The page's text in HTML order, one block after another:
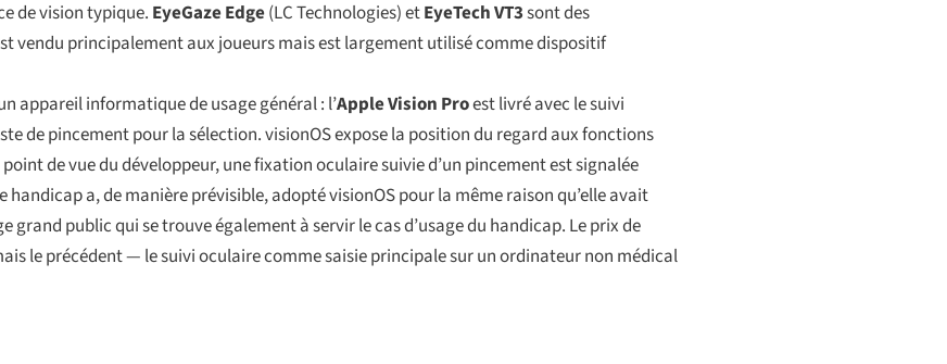
de vision typique. EyeGaze Edge(LC Technologies) etEyeTech VT3sont des
vendu principalement aux joueurs mais est largement utilisé comme dispositif
appareil informatique de usage général : l’Apple Vision Proest livré avec le suivi
de pincement pour la sélection. visionOS expose la position du regard aux fonctions
de vue du développeur, une fixation oculaire suivie d’un pincement est signalée
a, de manière prévisible, adopté visionOS pour la même raison qu’elle avait
grand public qui se trouve également à servir le cas d’usage du handicap. Le prix de
le précédent — le suivi oculaire comme saisie principale sur un ordinateur non médical